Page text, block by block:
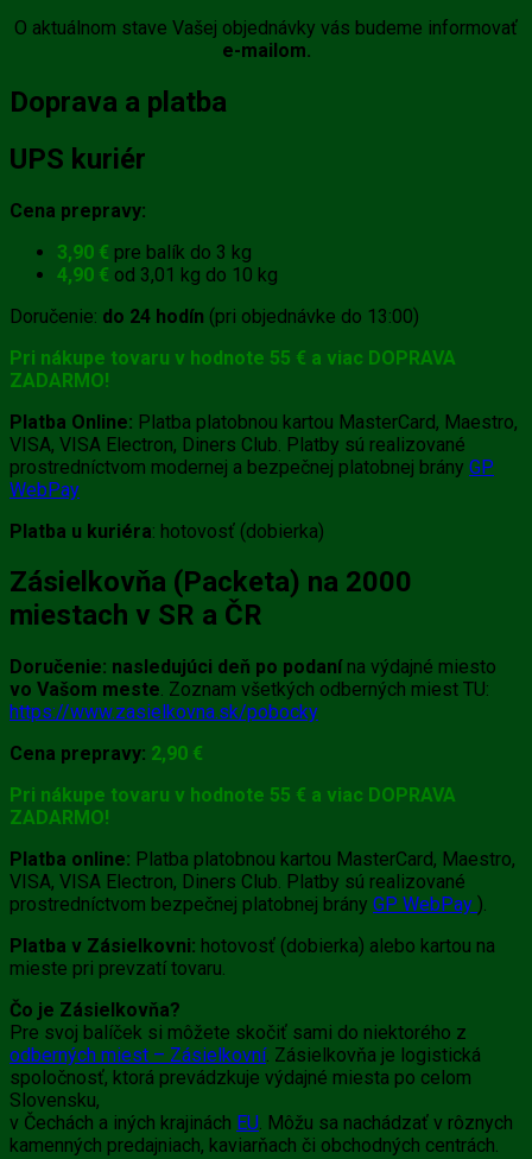
O aktuálnom stave Vašej objednávky vás budeme informovať
e-mailom.
Doprava a platba
UPS kuriér
Cena prepravy:
3,90 € pre balík do 3 kg
4,90 € od 3,01 kg do 10 kg
Doručenie: do 24 hodín (pri objednávke do 13:00)
Pri nákupe tovaru v hodnote 55 € a viac DOPRAVA
ZADARMO!
Platba Online: Platba platobnou kartou MasterCard, Maestro,
VISA, VISA Electron, Diners Club. Platby sú realizované
prostredníctvom modernej a bezpečnej platobnej brány GP
WebPay
Platba u kuriéra: hotovosť (dobierka)
Zásielkovňa (Packeta) na 2000
miestach v SR a ČR
Doručenie: nasledujúci deň po podanína výdajné miesto
vo Vašom meste. Zoznam všetkých odberných miest TU:
https://www.zasielkovna.sk/pobocky
Cena prepravy: 2,90 €
Pri nákupe tovaru v hodnote 55 € a viac DOPRAVA
ZADARMO!
Platba online: Platba platobnou kartou MasterCard, Maestro,
VISA, VISA Electron, Diners Club. Platby sú realizované
prostredníctvom bezpečnej platobnej brány GP WebPay ).
Platba v Zásielkovni: hotovosť (dobierka) alebo kartou na
mieste pri prevzatí tovaru.
Čo je Zásielkovňa?
Pre svoj balíček si môžete skočiť sami do niektorého z
odberných miest – Zásielkovní. Zásielkovňa je logistická
spoločnosť, ktorá prevádzkuje výdajné miesta po celom
Slovensku,
v Čechách a iných krajinách EU. Môžu sa nachádzať v rôznych
kamenných predajniach, kaviarňach či obchodných centrách.